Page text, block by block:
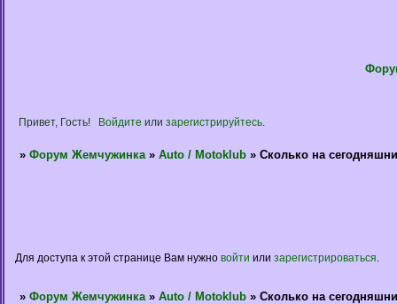
Привет, Гость! Войдите или зарегистрируйтесь.
» Форум Жемчужинка » Auto / Motoklub » Сколько на
Для доступа к этой странице Вам нужно войти или зарегистрироваться
» Форум Жемчужинка » Auto / Motoklub » Сколько на